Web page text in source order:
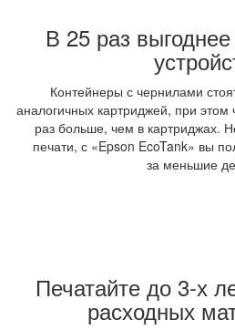
В 25 раз
Контейнеры с чернилами
аналогичных картриджей, при этом
раз больше, чем в картриджах.
печати, с «Epson EcoTank» вы
за меньшие
Печатайте до 3-х
расходных